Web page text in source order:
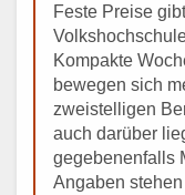
Feste Preise
Kompakte
bewegen sich
zweistelligen
auch darüber
gegebenenfalls
Angaben